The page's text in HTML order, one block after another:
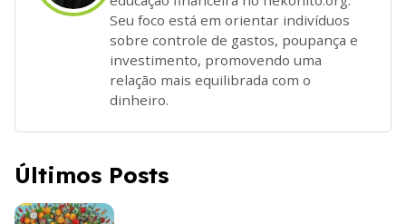
Seu foco está em orientar indivíduos
sobre controle de gastos, poupança e
investimento, promovendo uma
relação mais equilibrada com o
dinheiro.
Últimos Posts